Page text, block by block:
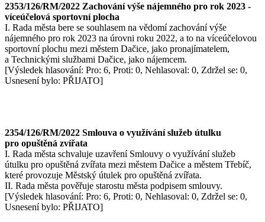
2353/126/RM/2022 Zachování výše nájemného pro rok 2023 -
víceúčelová sportovní plocha
I. Rada města bere se souhlasem na vědomí zachování výše
nájemného pro rok 2023 na úrovni roku 2022, a to na víceúčelovou
sportovní plochu mezi městem Dačice, jako pronajímatelem,
a Technickými službami Dačice, jako nájemcem.
[Výsledek hlasování: Pro: 6, Proti: 0, Nehlasoval: 0, Zdržel se: 0,
Usnesení bylo: PŘIJATO]
2354/126/RM/2022 Smlouva o využívání služeb útulku
pro opuštěná zvířata
I. Rada města schvaluje uzavření Smlouvy o využívání služeb
útulku pro opuštěná zvířata mezi městem Dačice a městem Třebíč,
které provozuje Městský útulek pro opuštěná zvířata.
II. Rada města pověřuje starostu města podpisem smlouvy.
[Výsledek hlasování: Pro: 6, Proti: 0, Nehlasoval: 0, Zdržel se: 0,
Usnesení bylo: PŘIJATO]